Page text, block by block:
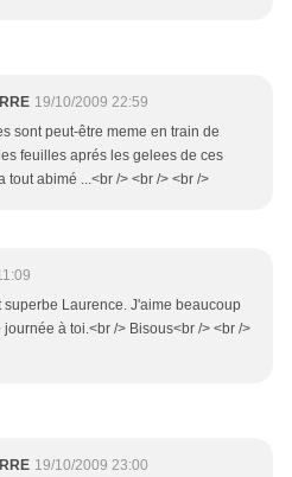
19/10/2009 22:59
sont peut-être meme en train de
feuilles aprés les gelees de ces
tout abimé ...<br /> <br /> <br />
superbe Laurence. J'aime beaucoup
journée à toi.<br /> Bisous<br /> <br />
19/10/2009 23:00